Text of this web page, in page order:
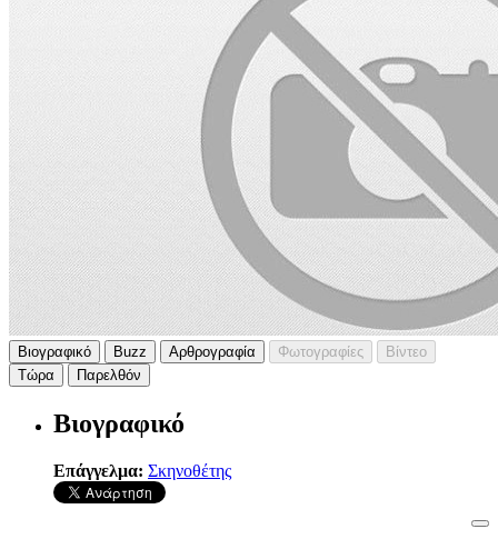
Βιογραφικό Buzz Αρθρογραφία Φωτογραφίες
Βίντεο
Τώρα
Παρελθόν
Βιογραφικό
Επάγγελμα: Σκηνοθέτης